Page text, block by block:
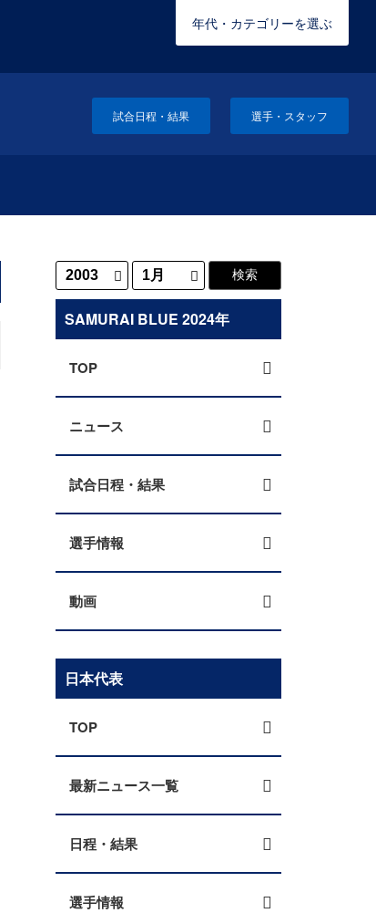
年代・カテゴリーを選ぶ
試合日程・結果 選手・スタッフ
SAMURAI BLUE 2024年
TOP
ニュース
試合日程・結果
選手情報
動画
日本代表
TOP
最新ニュース一覧
日程・結果
選手情報